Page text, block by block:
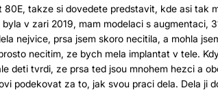
takze si dovedete predstavit, kde asi tak
v zari 2019, mam modelaci s augmentaci,
nejvice, prsa jsem skoro necitila, a mohla
necitim, ze bych mela implantat v tele.
deti tvrdi, ze prsa ted jsou mnohem hezci a
podekovat za to, jak svou praci dela. Dela ji